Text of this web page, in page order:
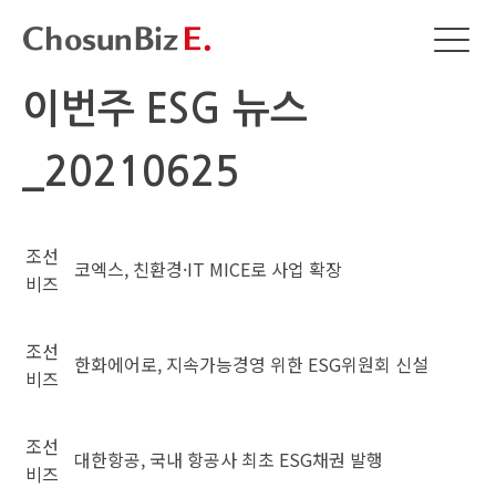
이번주 ESG 뉴스
_20210625
조선
비즈
코엑스, 친환경·IT MICE로 사업 확장
조선
비즈
한화에어로, 지속가능경영 위한 ESG위원회 신설
조선
비즈
대한항공, 국내 항공사 최초 ESG채권 발행